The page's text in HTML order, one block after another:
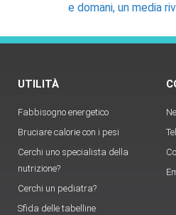
e domani, un media
UTILITÀ
Fabbisogno energetico
Bruciare calorie con i pesi
Cerchi uno specialista della
nutrizione?
Cerchi un pediatra?
Sfida delle tabelline